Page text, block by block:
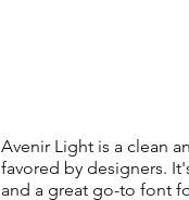
Avenir Light is a clean
favored by designers.
and a great go-to font